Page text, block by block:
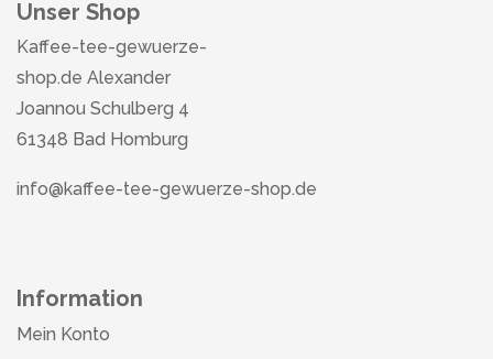
Unser Shop
Kaffee-tee-gewuerze-
shop.de Alexander
Joannou Schulberg 4
61348 Bad Homburg
info@kaffee-tee-gewuerze-shop.de
Information
Mein Konto